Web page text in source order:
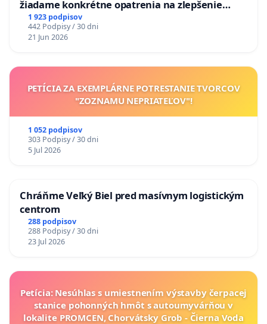
žiadame konkrétne opatrenia na zlepšenie
situácie v školstve
1 923 podpisov
442 Podpisy / 30 dni
21 Jun 2026
PETÍCIA ZA EXEMPLÁRNE POTRESTANIE TVORCOV
"ZOZNAMU NEPRIATEĽOV"!
1 052 podpisov
303 Podpisy / 30 dni
5 Jul 2026
Chráňme Veľký Biel pred masívnym logistickým
centrom
288 podpisov
288 Podpisy / 30 dni
23 Jul 2026
Petícia: Nesúhlas s umiestnením výstavby čerpacej
stanice pohonných hmôt s autoumyvárňou v
lokalite PROMCEN, Chorvátsky Grob - Čierna Voda